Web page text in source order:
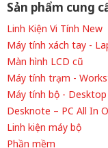
Sản phẩm cung
Linh Kiện Vi Tính New
Máy tính xách tay -
Màn hình LCD cũ
Máy tính trạm -
Máy tính bộ - Desktop
Desknote – PC All In
Linh kiện máy bộ
Phần mềm